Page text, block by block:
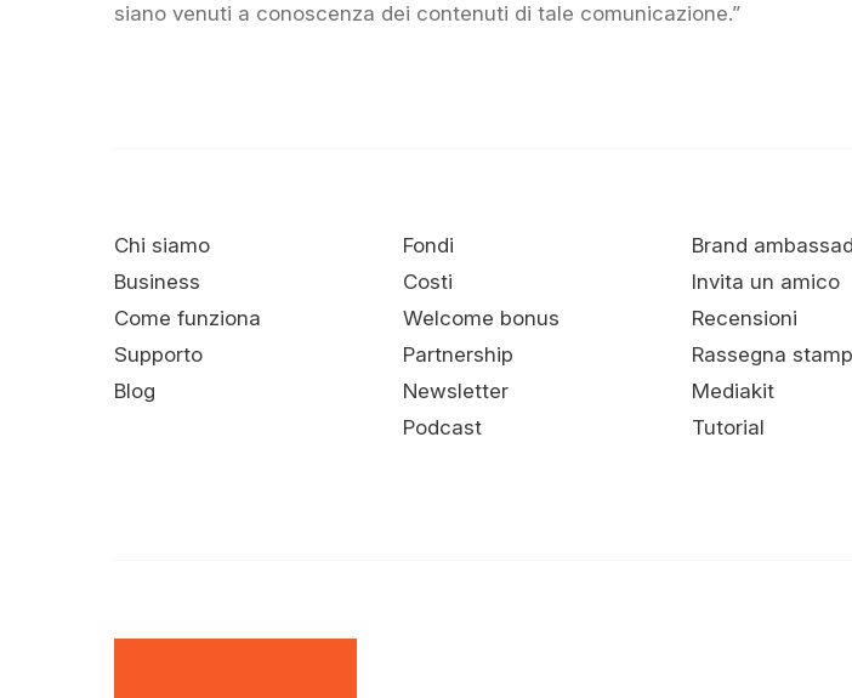
siano venuti a conoscenza dei contenuti di tale comunicazione.”
Chi siamo
Business
Come funziona
Supporto
Blog
Fondi
Costi
Welcome bonus
Partnership
Newsletter
Podcast
Brand
Invita un amico
Recensioni
Rassegna
Mediakit
Tutorial